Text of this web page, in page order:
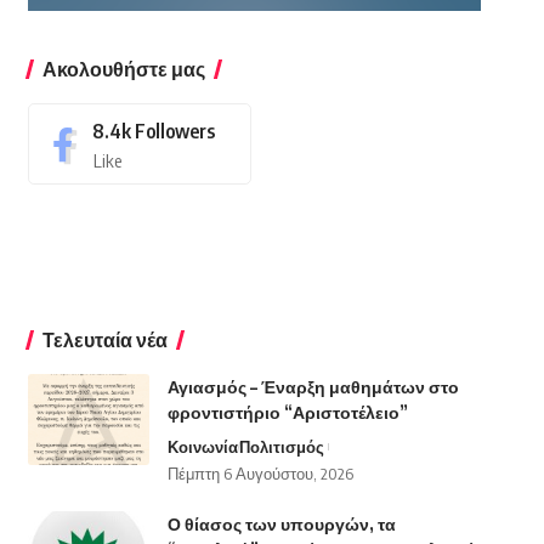
Ακολουθήστε μας
8.4k Followers
Like
Τελευταία νέα
Αγιασμός – Έναρξη μαθημάτων στο
φροντιστήριο “Αριστοτέλειο”
ΚοινωνίαΠολιτισμός
Πέμπτη 6 Αυγούστου, 2026
Ο θίασος των υπουργών, τα